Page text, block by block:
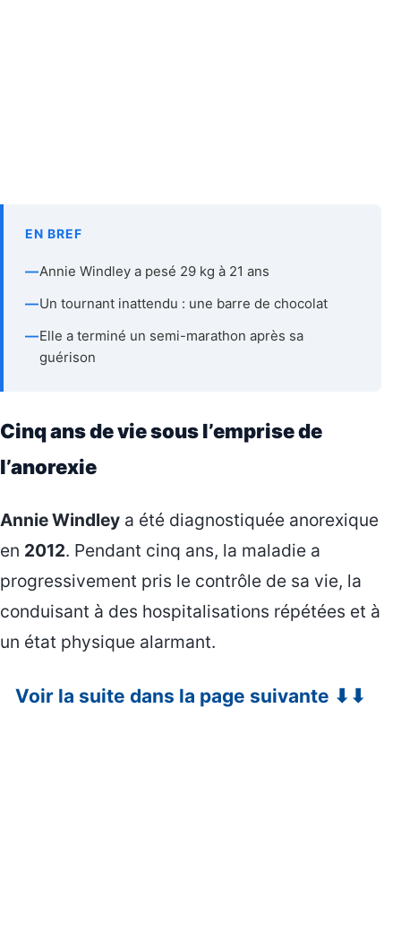
EN BREF
—Annie Windley a pesé 29 kg à 21 ans
—Un tournant inattendu : une barre de chocolat
—Elle a terminé un semi-marathon après sa
guérison
Cinq ans de vie sous l’emprise de
l’anorexie
Annie Windley a été diagnostiquée anorexique
en 2012. Pendant cinq ans, la maladie a
progressivement pris le contrôle de sa vie, la
conduisant à des hospitalisations répétées et à
un état physique alarmant.
Voir la suite dans la page suivante ⬇⬇